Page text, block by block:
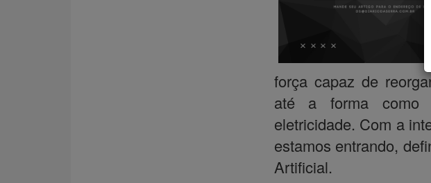
força capaz de
até a forma como
eletricidade. Com a
estamos entrando,
Artificial.